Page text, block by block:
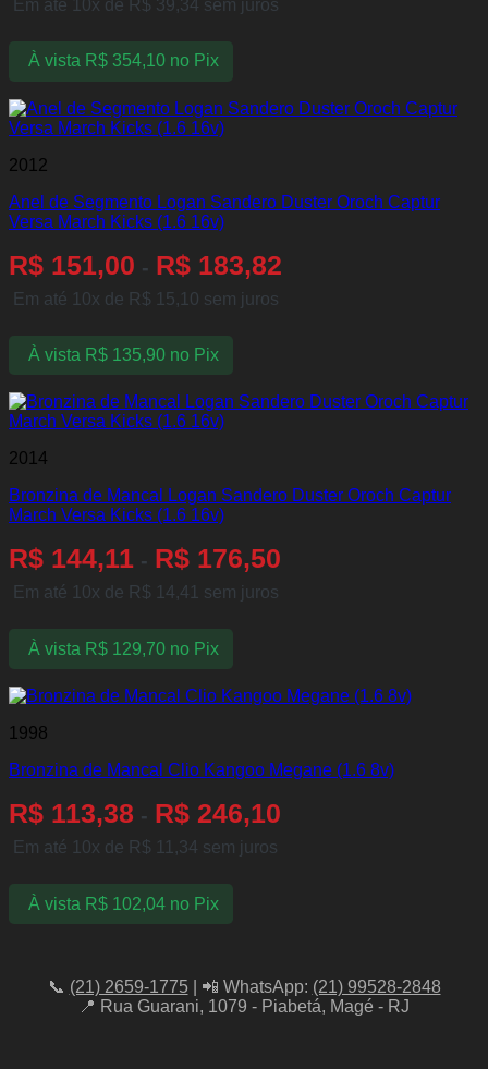
Em até 10x de R$ 39,34 sem juros
À vista R$354,10 no Pix
2012
Anel de Segmento Logan Sandero Duster Oroch Captur
Versa March Kicks (1.6 16v)
R$ 151,00 - R$ 183,82
Em até 10x de R$ 15,10 sem juros
À vista R$135,90 no Pix
2014
Bronzina de Mancal Logan Sandero Duster Oroch Captur
March Versa Kicks (1.6 16v)
R$ 144,11 - R$ 176,50
Em até 10x de R$ 14,41 sem juros
À vista R$129,70 no Pix
1998
Bronzina de Mancal Clio Kangoo Megane (1.6 8v)
R$ 113,38 - R$ 246,10
Em até 10x de R$ 11,34 sem juros
À vista R$102,04 no Pix
📞 (21) 2659-1775| 📲 WhatsApp: (21) 99528-2848
📍 Rua Guarani, 1079 - Piabetá, Magé - RJ